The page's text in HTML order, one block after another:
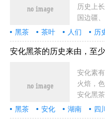
历史上
国边疆
久。黑
通过长
饼茶，
黑茶 茶叶 人们 历
安化
发酵 生产 运
品质
微生物 我国
安化黑茶的历史来由，至
安化素
火焙，
安化黑
由明嘉
征黑茶"
黑茶 安化 湖南 四川
工艺
朝廷 汉川 西